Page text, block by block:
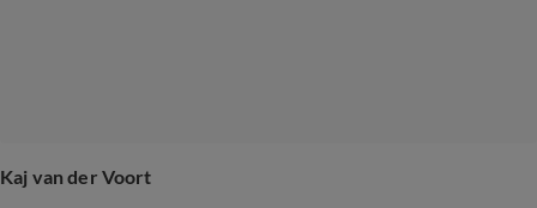
Kaj van der Voort